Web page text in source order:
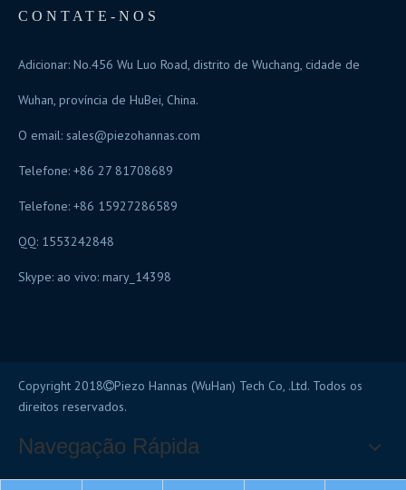
CONTATE-NOS
Adicionar: No.456 Wu Luo Road, distrito de Wuchang, cidade de
Wuhan, província de HuBei, China.
O email: sales@piezohannas.com
Telefone: +86 27 81708689
Telefone: +86 15927286589
QQ: 1553242848
Skype: ao vivo: mary_14398
Copyright 2018Piezo Hannas (WuHan) Tech Co, .Ltd. Todos os
direitos reservados.
Navegação Rápida